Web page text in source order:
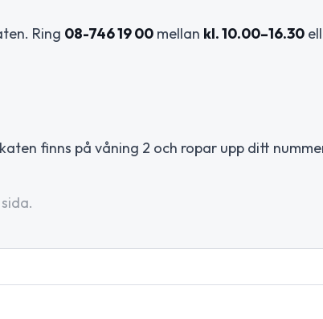
Ring 08-746 19 00 mellan kl. 10.00–16.30
finns på våning 2 och ropar upp ditt